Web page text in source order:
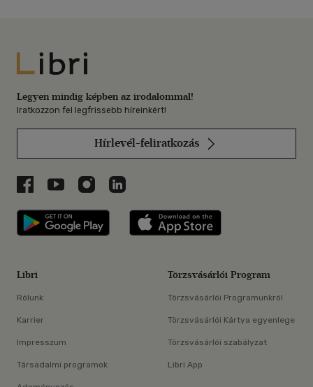
Libri
Legyen mindig képben az irodalommal!
Iratkozzon fel legfrissebb híreinkért!
Hírlevél-feliratkozás
Libri a Facebookon
Libri a Youtube-on
Libri az Instagramon
Libri a LinkedInen
Libri applikáció Szerezd meg: Google
Libri
Rólunk
Karrier
Impresszum
Társadalmi programok
Törzsvásárlói Program
Törzsvásárlói Programunkról
Törzsvásárlói Kártya egyenlege
Törzsvásárlói szabályzat
Libri App